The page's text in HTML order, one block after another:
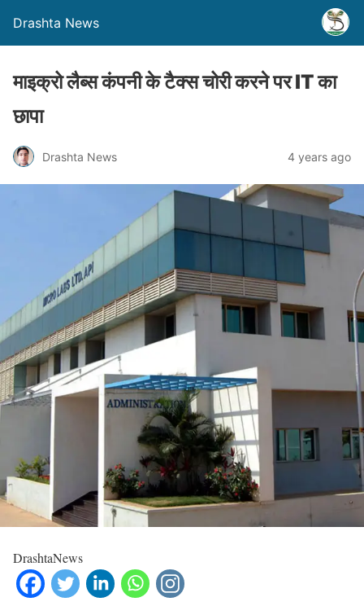
Drashta News
माइक्रो लैब्स कंपनी के टैक्स चोरी करने पर IT का
छापा
Drashta News 4 years ago
DrashtaNews